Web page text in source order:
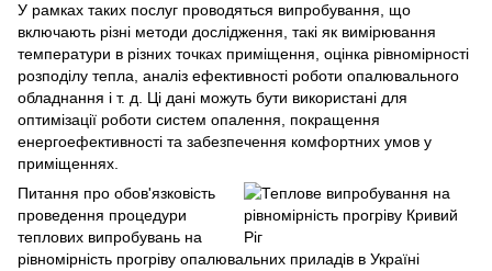
У рамках таких послуг проводяться випробування, що
включають різні методи дослідження, такі як вимірювання
температури в різних точках приміщення, оцінка рівномірності
розподілу тепла, аналіз ефективності роботи опалювального
обладнання і т. д. Ці дані можуть бути використані для
оптимізації роботи систем опалення, покращення
енергоефективності та забезпечення комфортних умов у
приміщеннях.
Питання про обов'язковість
проведення процедури
теплових випробувань на
рівномірність прогріву опалювальних приладів в Україні